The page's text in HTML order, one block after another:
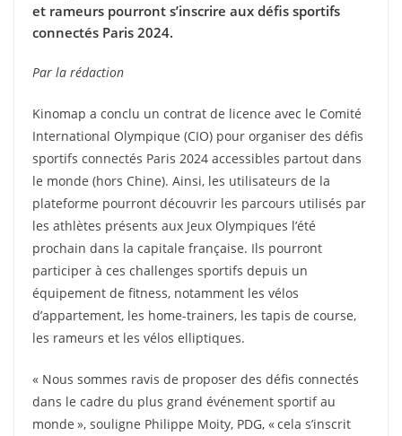
et rameurs pourront s’inscrire aux défis sportifs
connectés Paris 2024.
Par la rédaction
Kinomap a conclu un contrat de licence avec le Comité
International Olympique (CIO) pour organiser des défis
sportifs connectés Paris 2024 accessibles partout dans
le monde (hors Chine). Ainsi, les utilisateurs de la
plateforme pourront découvrir les parcours utilisés par
les athlètes présents aux Jeux Olympiques l’été
prochain dans la capitale française. Ils pourront
participer à ces challenges sportifs depuis un
équipement de fitness, notamment les vélos
d’appartement, les home-trainers, les tapis de course,
les rameurs et les vélos elliptiques.
« Nous sommes ravis de proposer des défis connectés
dans le cadre du plus grand événement sportif au
monde », souligne Philippe Moity, PDG, « cela s’inscrit